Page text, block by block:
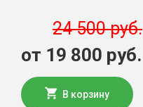
24 500 руб.
от 19 800 руб.
В корзину